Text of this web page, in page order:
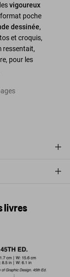
vigoureux
poche
dessinée,
et croquis,
ressentait,
pour les
livres